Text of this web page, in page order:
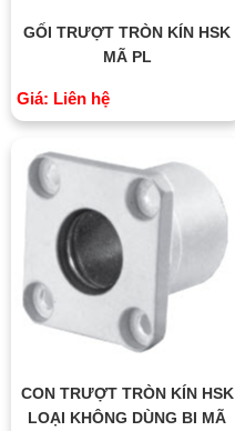
GỐI TRƯỢT TRÒN KÍN HSK
MÃ PL
Giá: Liên hệ
CON TRƯỢT TRÒN KÍN HSK
LOẠI KHÔNG DÙNG BI MÃ